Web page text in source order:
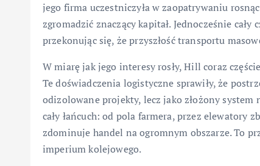
jego firma uczestniczyła w zaopatrywaniu
zgromadzić znaczący kapitał. Jednocześnie
przekonując się, że przyszłość transportu
W miarę jak jego interesy rosły, Hill coraz
Te doświadczenia logistyczne sprawiły, że
odizolowane projekty, lecz jako złożony system
cały łańcuch: od pola farmera, przez elewatory
zdominuje handel na ogromnym obszarze. To
imperium kolejowego.